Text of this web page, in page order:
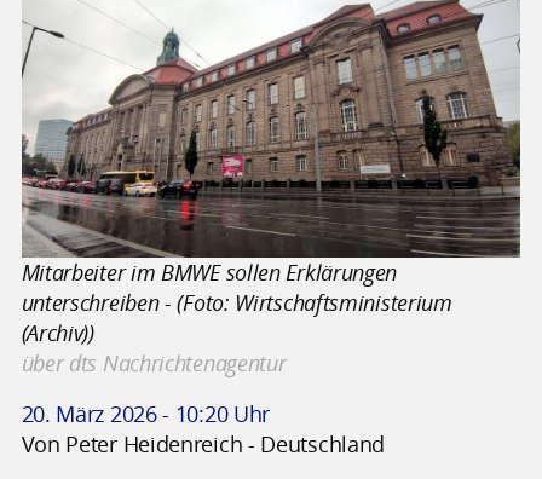
Mitarbeiter im BMWE sollen Erklärungen
unterschreiben - (Foto: Wirtschaftsministerium
(Archiv))
über dts Nachrichtenagentur
20. März 2026 - 10:20 Uhr
Von Peter Heidenreich - Deutschland